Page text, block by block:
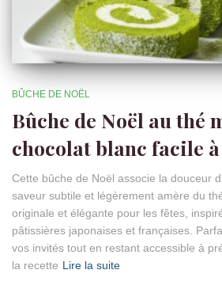
BÛCHE DE NOËL
Bûche de Noël au thé
chocolat blanc facile
Cette bûche de Noël associe la douceur
saveur subtile et légèrement amère du
originale et élégante pour les fêtes,
pâtissières japonaises et françaises.
vos invités tout en restant accessible à
la recette Lire la suite